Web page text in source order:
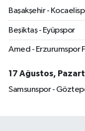
Başakşehir -
Beşiktaş - Eyüpspor
Amed - Erzurumspor
17 Ağustos,
Samsunspor -